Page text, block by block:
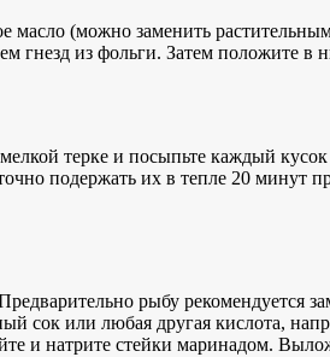
масло (можно заменить
гнезд из фольги. Затем положите в
терке и посыпьте каждый
подержать их в тепле 20 минут
рыбу рекомендуется
сок или любая другая кислота,
и натрите стейки маринадом.